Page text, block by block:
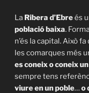
La Ribera d’Ebreés
població baixa.
n’és la capital. Això
les comarques més
es coneix o coneix
sempre tens
viure en un poble…o